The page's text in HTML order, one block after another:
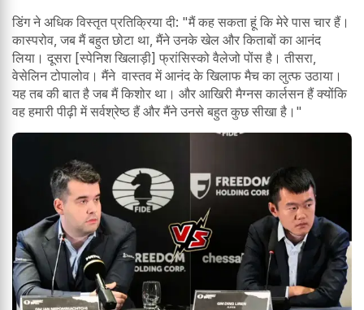
डिंग ने अधिक विस्तृत प्रतिक्रिया दी: "मैं कह सकता हूं कि मेरे पास चार हैं।
कास्परोव, जब मैं बहुत छोटा था, मैंने उनके खेल और किताबों का आनंद
लिया। दूसरा [स्पेनिश खिलाड़ी] फ्रांसिस्को वैलेजो पोंस है। तीसरा,
वेसेलिन टोपालोव। मैंने वास्तव में आनंद के खिलाफ मैच का लुत्फ उठाया।
यह तब की बात है जब मैं किशोर था। और आखिरी मैग्नस कार्लसन हैं क्योंकि
वह हमारी पीढ़ी में सर्वश्रेष्ठ हैं और मैंने उनसे बहुत कुछ सीखा है।"